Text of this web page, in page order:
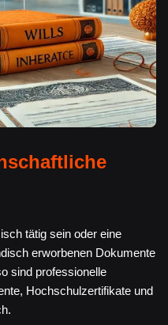
tätig sein oder eine
erworbenen Dokumente
sind professionelle
Hochschulzertifikate und